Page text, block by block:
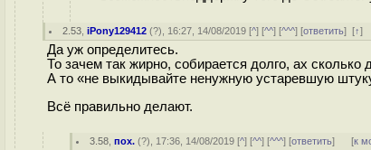
2.53 ,iPony129412 (?), 16:27, 14/08/2019 [^] [^^] [^^^] [ответить][↑]
Да уж определитесь.
То зачем так жирно, собирается долго, ах сколько
А то «не выкидывайте ненужную устаревшую
Всё правильно делают.
3.58 ,пох. (?), 17:36, 14/08/2019 [^] [^^] [^^^] [ответить] [к